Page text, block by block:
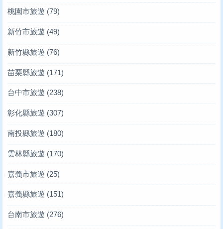
桃園市旅遊 (79)
新竹市旅遊 (49)
新竹縣旅遊 (76)
苗栗縣旅遊 (171)
台中市旅遊 (238)
彰化縣旅遊 (307)
南投縣旅遊 (180)
雲林縣旅遊 (170)
嘉義市旅遊 (25)
嘉義縣旅遊 (151)
台南市旅遊 (276)